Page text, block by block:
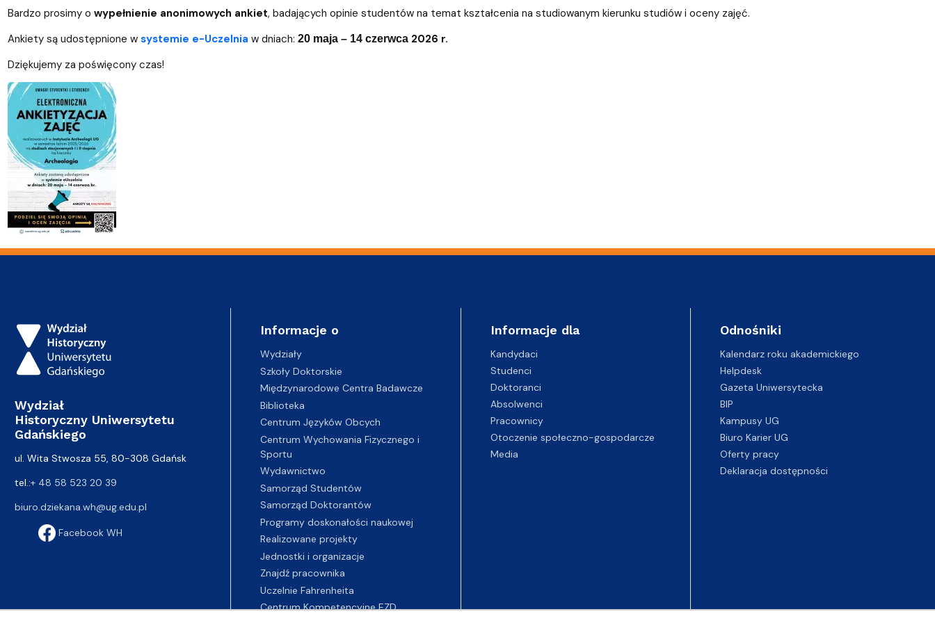
Bardzo prosimy o wypełnienie anonimowych ankiet, badających opinie studentów na temat kształcenia na studiowanym kierunku studiów i oceny zajęć.
Ankiety są udostępnione w systemie e-Uczelnia w dniach: 20 maja – 14 czerwca 2026 r.
Dziękujemy za poświęcony czas!
Wydział
Historyczny Uniwersytetu
Gdańskiego
ul. Wita Stwosza 55, 80-308 Gdańsk
tel.:+ 48 58 523 20 39
biuro.dziekana.wh@ug.edu.pl
Facebook WH
Informacje o
Wydziały
Szkoły Doktorskie
Międzynarodowe Centra Badawcze
Biblioteka
Centrum Języków Obcych
Centrum Wychowania Fizycznego i
Sportu
Wydawnictwo
Samorząd Studentów
Samorząd Doktorantów
Programy doskonałości naukowej
Realizowane projekty
Jednostki i organizacje
Znajdź pracownika
Uczelnie Fahrenheita
Centrum Kompetencyjne EZD
Informacje dla
Kandydaci
Studenci
Doktoranci
Absolwenci
Pracownicy
Otoczenie społeczno-gospodarcze
Media
Odnośniki
Kalendarz roku akademickiego
Helpdesk
Gazeta Uniwersytecka
BIP
Kampusy UG
Biuro Karier UG
Oferty pracy
Deklaracja dostępności